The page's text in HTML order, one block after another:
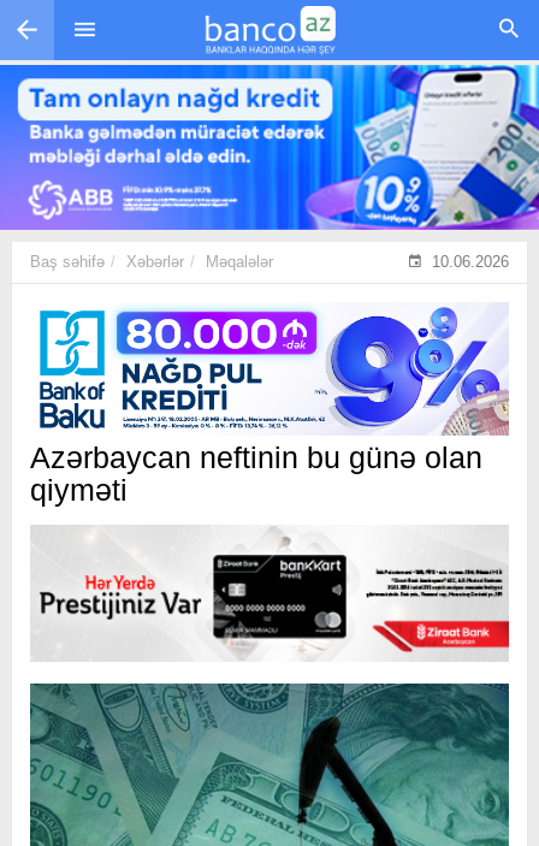
Skip to main content
Baş səhifə Xəbərlər Məqalələr 10.06.2026
Azərbaycan neftinin bu günə olan
qiyməti